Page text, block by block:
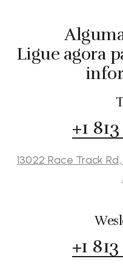
Ligue agora
+1
13022 Race Track
+1